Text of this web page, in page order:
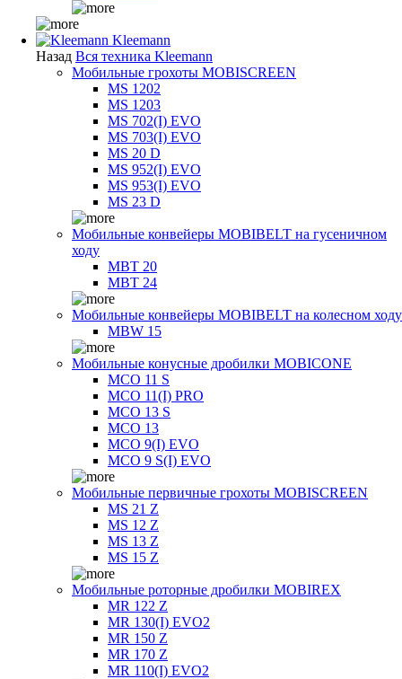
Kleemann
Назад Вся техника Kleemann
Мобильные грохоты MOBISCREEN
MS 1202
MS 1203
MS 702(I) EVO
MS 703(I) EVO
MS 20 D
MS 952(I) EVO
MS 953(I) EVO
MS 23 D
Мобильные конвейеры MOBIBELT на гусеничном
ходу
MBT 20
MBT 24
Мобильные конвейеры MOBIBELT на колесном ходу
MBW 15
Мобильные конусные дробилки MOBICONE
MCO 11 S
MCO 11(I) PRO
MCO 13 S
MCO 13
MCO 9(I) EVO
MCO 9 S(I) EVO
Мобильные первичные грохоты MOBISCREEN
MS 21 Z
MS 12 Z
MS 13 Z
MS 15 Z
Мобильные роторные дробилки MOBIREX
MR 122 Z
MR 130(I) EVO2
MR 150 Z
MR 170 Z
MR 110(I) EVO2